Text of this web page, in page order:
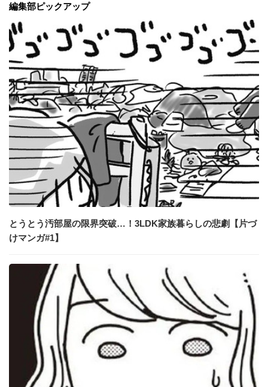
編集部ピックアップ
とうとう汚部屋の限界突破…！3LDK家族暮らしの悲劇【片づ
けマンガ#1】